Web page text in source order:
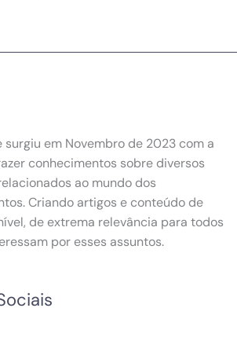
surgiu em Novembro de 2023 com a
conhecimentos sobre diversos
ao mundo dos
Criando artigos e conteúdo de
de extrema relevância para todos
por esses assuntos.